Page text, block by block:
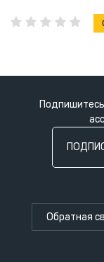
Обратная